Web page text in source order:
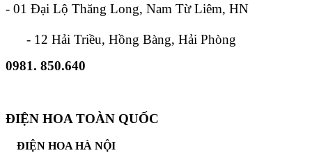
- 01 Đại Lộ Thăng Long, Nam Từ Liêm, HN
- 12 Hải Triều, Hồng Bàng, Hải Phòng
0981. 850.640
ĐIỆN HOA TOÀN QUỐC
ĐIỆN HOA HÀ NỘI